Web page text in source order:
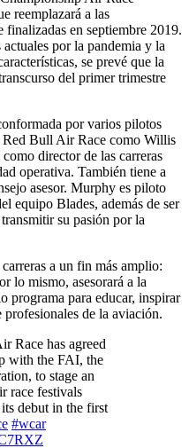
reemplazará a las
en septiembre 2019.
por la pandemia y la
se prevé que la
del primer trimestre
por varios pilotos
Red Bull Air Race como Willis
director de las carreras
operativa. También tiene a
asesor. Murphy es piloto
equipo Blades, además de ser
su pasión por la
a un fin más amplio:
lo mismo, asesorará a la
programa para educar, inspirar
de la aviación.
Race has agreed
with the FAI, the
to stage an
race festivals
debut in the first
#wcar